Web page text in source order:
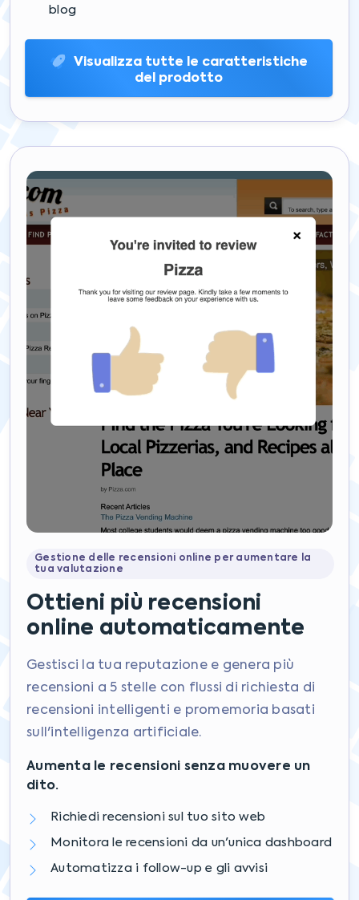
blog
Visualizza tutte le caratteristiche
del prodotto
Gestione delle recensioni online per aumentare la
tua valutazione
Ottieni più recensioni
online automaticamente
Gestisci la tua reputazione e genera più
recensioni a 5 stelle con flussi di richiesta di
recensioni intelligenti e promemoria basati
sull'intelligenza artificiale.
Aumenta le recensioni senza muovere un
dito.
Richiedi recensioni sul tuo sito web
Monitora le recensioni da un'unica dashboard
Automatizza i follow-up e gli avvisi